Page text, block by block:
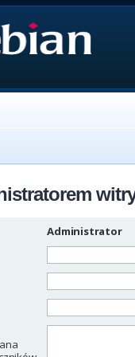
Administrator